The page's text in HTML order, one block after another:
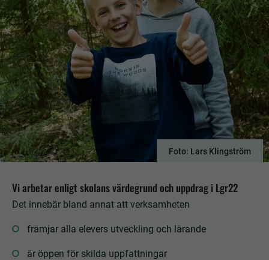
Foto: Lars Klingström
Vi arbetar enligt skolans värdegrund och uppdrag i Lgr22
Det innebär bland annat att verksamheten
främjar alla elevers utveckling och lärande
är öppen för skilda uppfattningar